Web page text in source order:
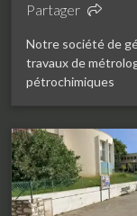
Partager
Notre société de
travaux de
pétrochimiques